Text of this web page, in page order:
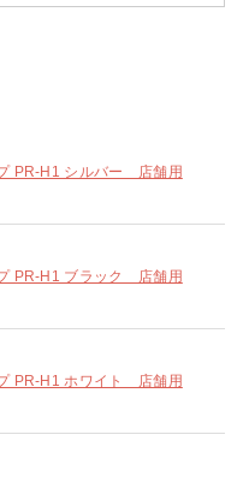
PR-H1 シルバー 店舗用
PR-H1 ブラック 店舗用
PR-H1 ホワイト 店舗用